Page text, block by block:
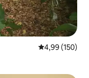
Note
4,99 (150)